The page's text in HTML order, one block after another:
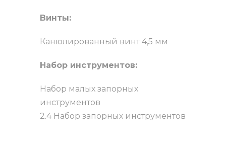
Винты:
Канюлированный винт 4,5 мм
Набор инструментов:
Набор малых запорных
инструментов
2.4 Набор запорных инструментов